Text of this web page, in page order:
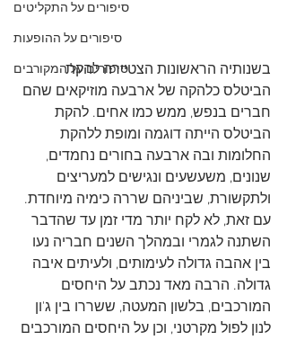
סיפורים על התקליטים
סיפורים על ההופעות
סיפורים על המקורבים
בשנותיה הראשונות הצטיירה להקת
הביטלס כלהקה של ארבעה מוזיקאים שהם
חברים בנפש, ממש כמו אחים. להקת
הביטלס הייתה דוגמה ומופת ללהקת
החלומות ובה ארבעה בחורים נחמדים,
שנונים, משעשעים ונגישים למעריצים
ולתקשורת, שביניהם שררה כימיה מיוחדת.
עם זאת, לא לקח יותר מדי זמן עד שהדבר
השתנה לגמרי ובמהלך השנים חבריה נעו
בין אהבה גדולה לעימותים, ולעיתים איבה
גדולה. הרבה מאד נכתב על היחסים
המורכבים, בלשון המעטה, ששררו בין ג'ון
לנון לפול מקרטני, וכן על היחסים המורכבים